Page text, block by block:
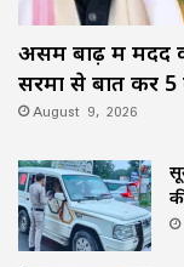
असम बाढ़ में मदद
सरमा से बात कर
August 9, 2026